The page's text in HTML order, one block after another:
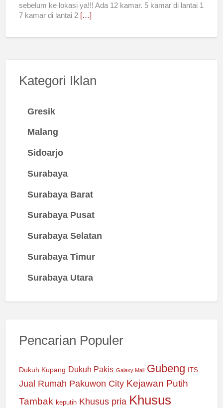
sebelum ke lokasi ya!!! Ada 12 kamar. 5 kamar di lantai 1
7 kamar di lantai 2 […]
Kategori Iklan
Gresik
Malang
Sidoarjo
Surabaya
Surabaya Barat
Surabaya Pusat
Surabaya Selatan
Surabaya Timur
Surabaya Utara
Pencarian Populer
Dukuh Kupang Dukuh Pakis Galaxy Mall Gubeng ITS
Jual Rumah Pakuwon City Kejawan Putih
Tambak keputih Khusus pria Khusus